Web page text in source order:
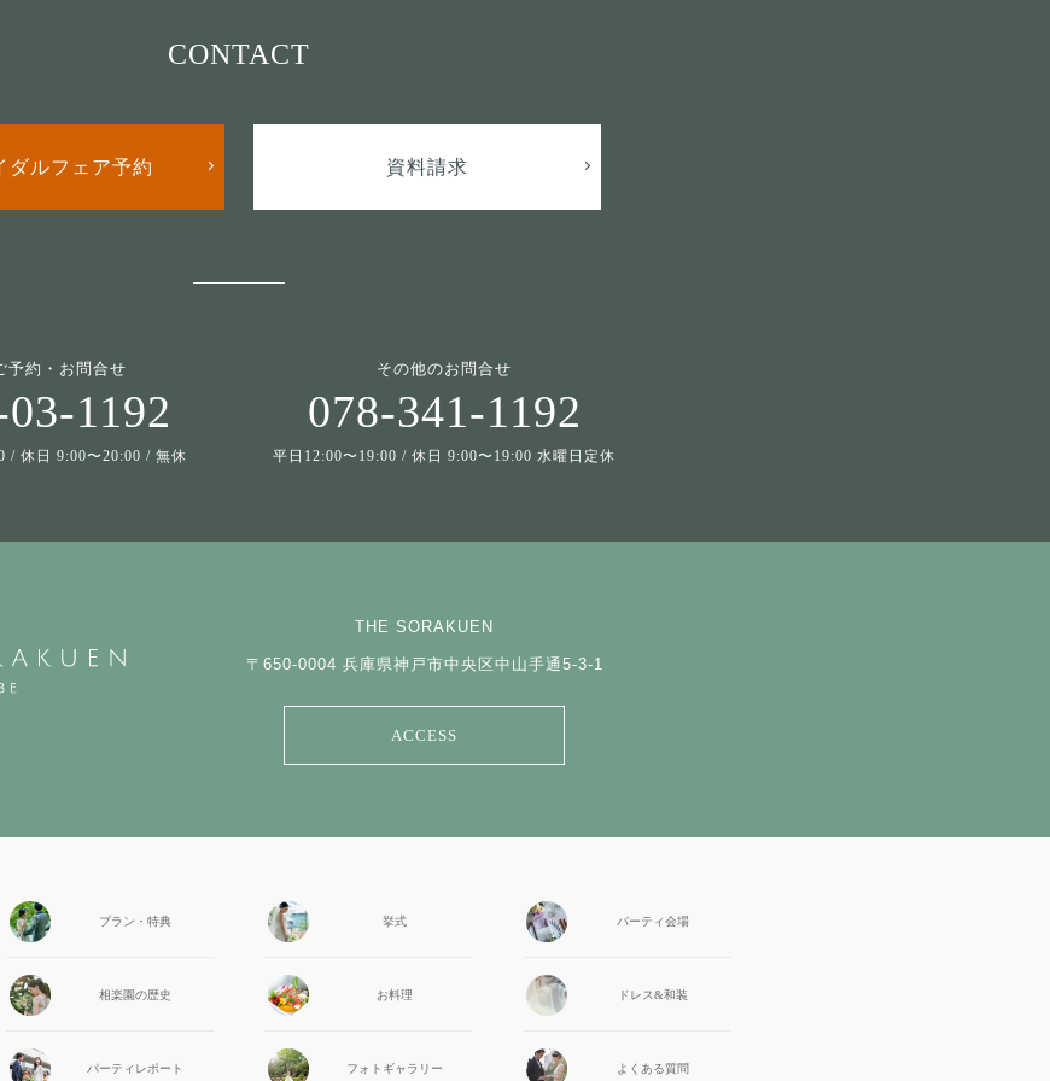
CONTACT
ダルフェア予約 資料請求
予約・お問合せ
1192
/ 休日 9:00〜20:00 / 無休
その他のお問合せ
078-341-1192
平日12:00〜19:00 / 休日 9:00〜19:00 水曜日定休
THE SORAKUEN
〒650-0004 兵庫県神戸市中央区中山手通5-3-1
ACCESS
プラン・特典 挙式 パーティ会場
相楽園の歴史 お料理 ドレス&和装
パーティ レポート フォト ギャラリー よくある質問